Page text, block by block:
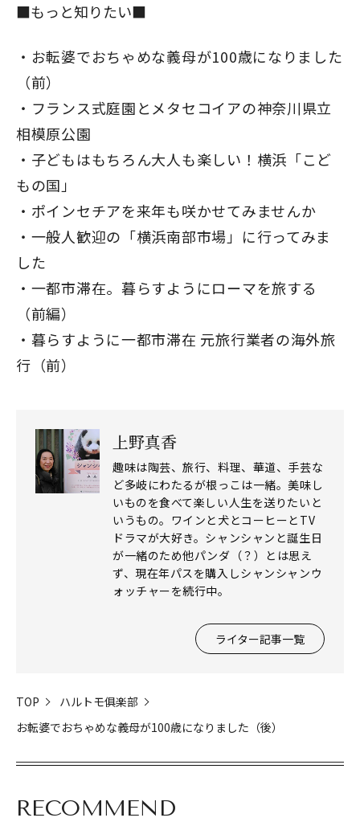
■もっと知りたい■
お転婆でおちゃめな義母が100歳になりました
（前）
フランス式庭園とメタセコイアの神奈川県立
相模原公園
子どもはもちろん大人も楽しい！横浜「こど
もの国」
ポインセチアを来年も咲かせてみませんか
一般人歓迎の「横浜南部市場」に行ってみま
した
一都市滞在。暮らすようにローマを旅する
（前編）
暮らすように一都市滞在 元旅行業者の海外旅
行（前）
上野真香
趣味は陶芸、旅行、料理、華道、手芸な
ど多岐にわたるが根っこは一緒。美味し
いものを食べて楽しい人生を送りたいと
いうもの。ワインと犬とコーヒーとTV
ドラマが大好き。シャンシャンと誕生日
が一緒のため他パンダ（？）とは思え
ず、現在年パスを購入しシャンシャンウ
ォッチャーを続行中。
ライター記事一覧
TOP
ハルトモ俱楽部
お転婆でおちゃめな義母が100歳になりました（後）
RECOMMEND